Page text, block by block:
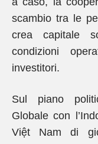
scambio tra le
crea capitale
condizioni
investitori.
Sul piano
Globale con
Việt Nam di